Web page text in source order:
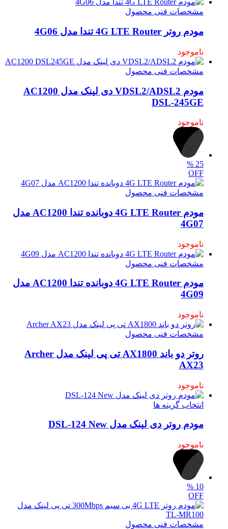
مشخصات فنی محصول
مودم روتر 4G LTE Router تندا مدل 4G06
ناموجود
مشخصات فنی محصول
مودم VDSL2/ADSL2 دی لینک مدل AC1200
DSL-245GE
ناموجود
25
%
OFF
مشخصات فنی محصول
مودم 4G LTE Router دوبانده تندا AC1200 مدل
4G07
ناموجود
مشخصات فنی محصول
مودم 4G LTE Router دوبانده تندا AC1200 مدل
4G09
ناموجود
مشخصات فنی محصول
روتر دو باند AX1800 تی پی لینک مدل Archer
AX23
ناموجود
انتخاب گزینه ها
مودم روتر دی لینک مدل DSL-124 New
ناموجود
10
%
OFF
مشخصات فنی محصول